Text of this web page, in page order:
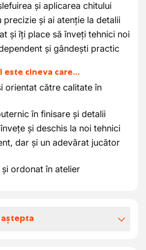
și aplicarea chitului
precizie și ai atenție la detalii
și îți place să înveți tehnici noi
și gândești practic
este cineva care…
orientat către calitate în
în finisare și detalii
și deschis la noi tehnici
dar și un adevărat jucător
ordonat în atelier